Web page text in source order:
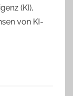
(KI),
von KI-